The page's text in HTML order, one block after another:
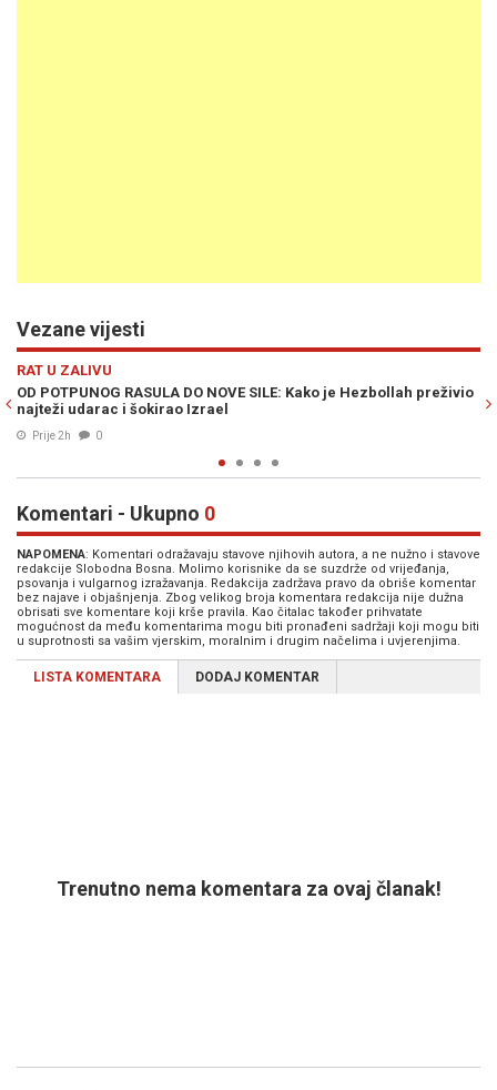
Vezane vijesti
preživio
SVIJET
HISTORIJSKI PREOKRET NA BLISKOM ISTOKU: Vođa
prvi put spremno pružio ruku novim vlastima u Siriji!
Komentari - Ukupno 0
NAPOMENA: Komentari odražavaju stavove njihovih autora, a ne nužno i stavove
redakcije Slobodna Bosna. Molimo korisnike da se suzdrže od vrijeđanja,
psovanja i vulgarnog izražavanja. Redakcija zadržava pravo da obriše komentar
bez najave i objašnjenja. Zbog velikog broja komentara redakcija nije dužna
obrisati sve komentare koji krše pravila. Kao čitalac također prihvatate
mogućnost da među komentarima mogu biti pronađeni sadržaji koji mogu biti
u suprotnosti sa vašim vjerskim, moralnim i drugim načelima i uvjerenjima.
LISTA KOMENTARA DODAJ KOMENTAR
Trenutno nema komentara za ovaj članak!